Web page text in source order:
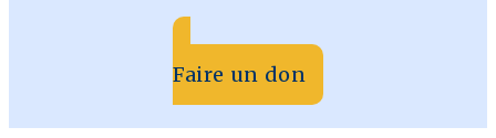
Faire un don